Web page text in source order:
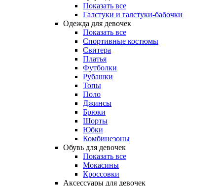
Показать все
Галстуки и галстуки-бабочки
Одежда для девочек
Показать все
Спортивные костюмы
Свитера
Платья
Футболки
Рубашки
Топы
Поло
Джинсы
Брюки
Шорты
Юбки
Комбинезоны
Обувь для девочек
Показать все
Мокасины
Кроссовки
Аксессуары для девочек